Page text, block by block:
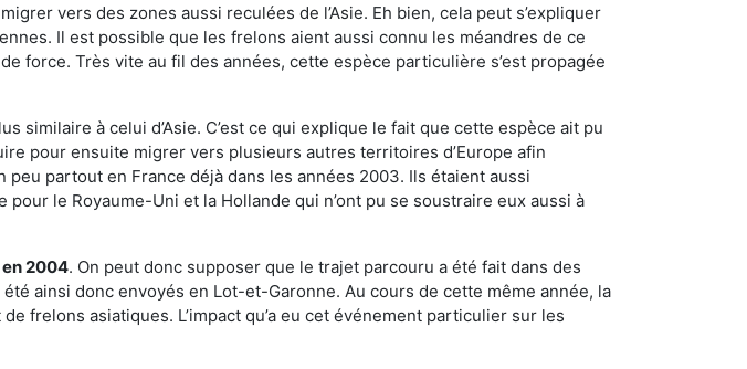
vers des zones aussi reculées de l’Asie. Eh bien, cela peut s’expliquer
Il est possible que les frelons aient aussi connu les méandres de ce
force. Très vite au fil des années, cette espèce particulière s’est propagée
à celui d’Asie. C’est ce qui explique le fait que cette espèce ait pu
pour ensuite migrer vers plusieurs autres territoires d’Europe afin
partout en France déjà dans les années 2003. Ils étaient aussi
le Royaume-Uni et la Hollande qui n’ont pu se soustraire eux aussi à
en 2004. On peut donc supposer que le trajet parcouru a été fait dans des
ainsi donc envoyés en Lot-et-Garonne. Au cours de cette même année, la
frelons asiatiques. L’impact qu’a eu cet événement particulier sur les